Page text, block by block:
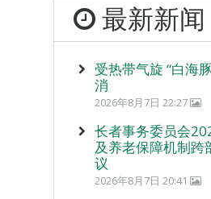
最新新闻
受热带气旋 “白海
消
2026年8月7日 22:27
长者事务委员会
及养老保障机制跨
议
2026年8月7日 20:41